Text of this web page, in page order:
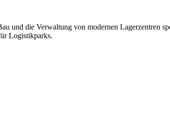
und die Verwaltung von modernen Lagerzentren
Logistikparks.